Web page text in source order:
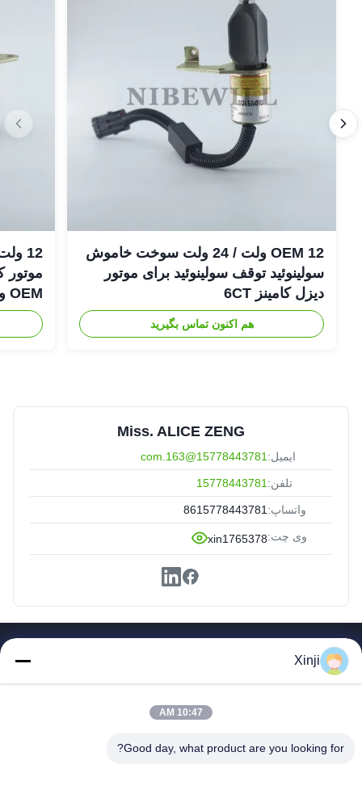
OEM 12 ولت / 24 ولت سوخت خاموش
سولینوئید توقف سولینوئید برای موتور
دیزل کامینز 6CT
هم اکنون تماس بگیرید
OEM و جدید Shutoff
Miss. ALICE ZENG
ایمیل:15778443781@163.com
تلفن:15778443781
واتساپ:8615778443781
وی چت:xin1765378
صفحه اصلی
محصولات
در مورد ما
تور کارخانه
Xinji
10:47 AM
Good day, what product are you looking for?